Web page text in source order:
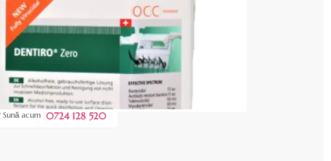
ADAUGĂ ÎN COȘ
6💰 puncte în valoare de de 0,60 lei💸
Sună acum 0724 128 520